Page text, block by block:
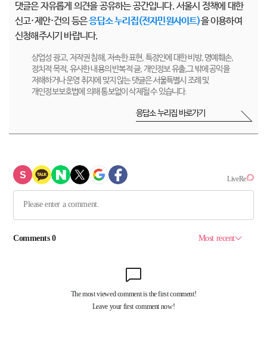
댓글은 자유롭게 의견을 공유하는 공간입니다. 서울시 정책에 대한
신고·제안·건의 등은응답소 누리집(전자민원사이트)을 이용하여
신청해주시기 바랍니다.
상업성 광고, 저작권 침해, 저속한 표현, 특정인에 대한 비방, 명예훼손,
정치적 목적, 유사한 내용의 반복적 글, 개인정보 유출,그 밖에 공익을
저해하거나 운영 취지에 맞지 않는 댓글은 서울특별시 조례 및
개인정보보호법에 의해 통보없이 삭제될 수 있습니다.
응답소 누리집 바로가기